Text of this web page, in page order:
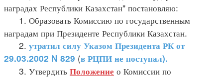
наградах Республики Казахстан" постановляю:
1. Образовать Комиссию по государственным
наградам при Президенте Республики Казахстан.
2. утратил силу Указом Президента РК от
29.03.2002 N 829 (в РЦПИ не поступал).
3. Утвердить Положение о Комиссии по